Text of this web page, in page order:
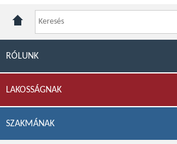
RÓLUNK
LAKOSSÁGNAK
SZAKMÁNAK